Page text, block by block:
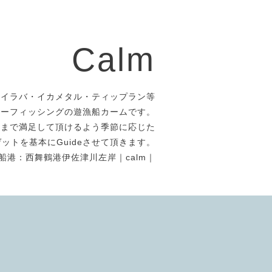
Calm
ラバ・イカメタル・ティップラン等
フィッシングの遊漁船カームです。
で満足して頂けるよう季節に応じた
トを基本にGuideさせて頂きます。
港：西舞鶴港伊佐津川左岸｜calm｜